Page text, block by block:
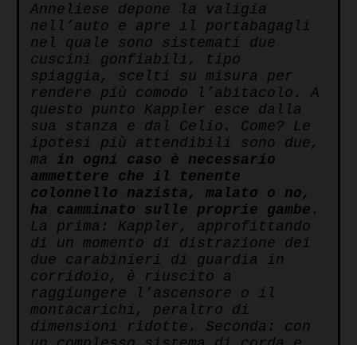
Anneliese depone la valigia
nell’auto e apre il portabagagli
nel quale sono sistemati due
cuscini gonfiabili, tipo
spiaggia, scelti su misura per
rendere più comodo l’abitacolo. A
questo punto Kappler esce dalla
sua stanza e dal Celio. Come? Le
ipotesi più attendibili sono due,
ma in ogni caso è necessario
ammettere che il tenente
colonnello nazista, malato o no,
ha camminato sulle proprie gambe .
La prima: Kappler, approfittando
di un momento di distrazione dei
due carabinieri di guardia in
corridoio, è riuscito a
raggiungere l’ascensore o il
montacarichi, peraltro di
dimensioni ridotte. Seconda: con